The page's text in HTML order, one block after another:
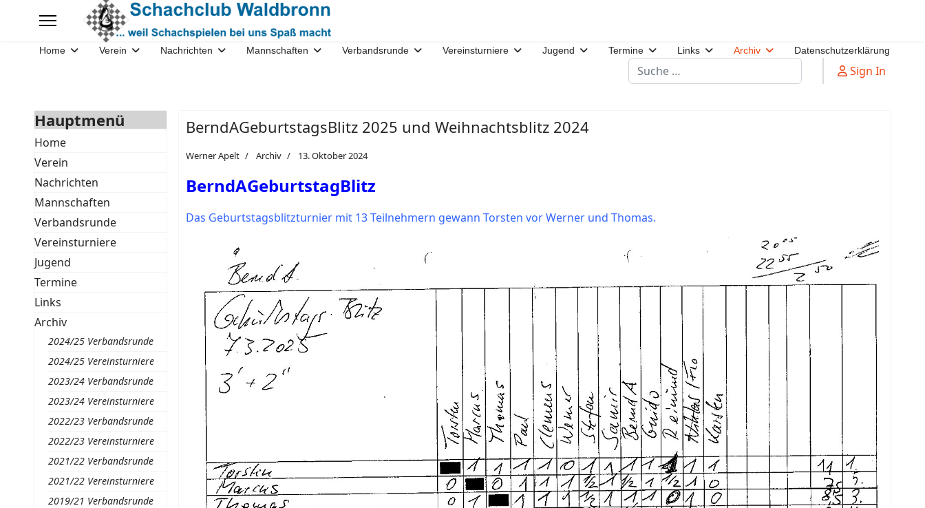
Home Verein Nachrichten Mannschaften Verbandsrunde Vereinsturniere Jugend Termine Links Archiv Datenschutzerklärung
Suchen Sign In
Hauptmenü
Home
Verein
Nachrichten
Mannschaften
Verbandsrunde
Vereinsturniere
Jugend
Termine
Links
Archiv
2024/25 Verbandsrunde
2024/25 Vereinsturniere
2023/24 Verbandsrunde
2023/24 Vereinsturniere
2022/23 Verbandsrunde
2022/23 Vereinsturniere
2021/22 Verbandsrunde
2021/22 Vereinsturniere
2019/21 Verbandsrunde
BerndAGeburtstagsBlitz 2025 und Weihnachtsblitz 2024
Werner Apelt Archiv 13. Oktober 2024
BerndAGeburtstagBlitz
Das Geburtstagsblitzturnier mit 13 Teilnehmern gewann Torsten vor Werner und Thomas.